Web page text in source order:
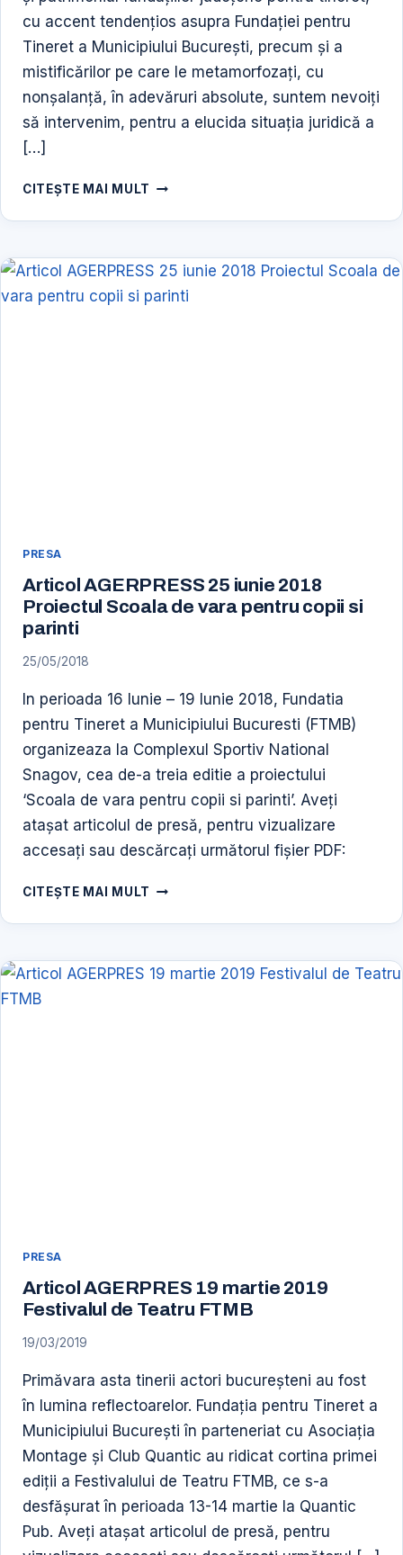
cu accent tendenţios asupra Fundaţiei pentru
Tineret a Municipiului Bucureşti, precum şi a
mistificărilor pe care le metamorfozaţi, cu
nonşalanţă, în adevăruri absolute, suntem nevoiţi
să intervenim, pentru a elucida situaţia juridică a
[…]
CITEȘTE MAI MULT SCRISOARE
STIMATE
DEPUTAT
ROBERT
PRESA
Articol AGERPRESS 25 iunie 2018
Proiectul Scoala de vara pentru copii si
parinti
25/05/2018
In perioada 16 Iunie – 19 Iunie 2018, Fundatia
pentru Tineret a Municipiului Bucuresti (FTMB)
organizeaza la Complexul Sportiv National
Snagov, cea de-a treia editie a proiectului
‘Scoala de vara pentru copii si parinti’. Aveți
atașat articolul de presă, pentru vizualizare
accesați sau descărcați următorul fișier PDF:
CITEȘTE MAI MULT ARTICOL
25
2018
PRESA
Articol AGERPRES 19 martie 2019
Festivalul de Teatru FTMB
19/03/2019
Primăvara asta tinerii actori bucureşteni au fost
în lumina reflectoarelor. Fundaţia pentru Tineret a
Municipiului Bucureşti în parteneriat cu Asociaţia
Montage şi Club Quantic au ridicat cortina primei
ediţii a Festivalului de Teatru FTMB, ce s-a
desfăşurat în perioada 13-14 martie la Quantic
Pub. Aveți atașat articolul de presă, pentru